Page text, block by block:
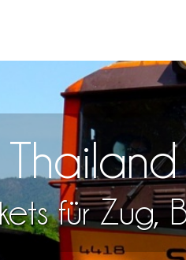
für Zug,